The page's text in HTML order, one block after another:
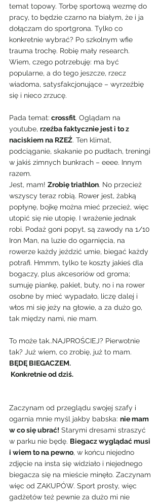
temat topowy. Torbę sportową wezmę do
pracy, to będzie czarno na białym, że i ja
dołączam do sportgrona. Tylko co
konkretnie wybrać? Po szkolnym wfie
trauma trochę. Robię mały research.
Wiem, czego potrzebuję: ma być
popularne, a do tego jeszcze, rzecz
wiadoma, satysfakcjonujące – wyrzeźbię
się i nieco zrzucę.
Pada temat: crossfit. Oglądam na
youtube, rzeźba faktycznie jest i to z
naciskiem na RZEŹ. Ten klimat,
podciąganie, skakanie po pudłach, treningi
w jakiś zimnych bunkrach – eeee. Innym
razem.
Jest, mam! Zrobię triathlon. No przecież
wszyscy teraz robią. Rower jest, żabką
popłynę, bojkę można mieć przecież, więc
utopić się nie utopię. I wrażenie jednak
robi. Podaż goni popyt, są zawody na 1/10
Iron Man, na luzie do ogarnięcia, na
rowerze każdy jeździć umie, biegać każdy
potrafi. Hmmm, tylko te koszty jakieś dla
bogaczy, plus akcesoriów od groma;
sumuję piankę, pakiet, buty, no i na rower
osobne by mieć wypadało, liczę dalej i
włos mi się jeży na głowie, a za dużo go,
tak między nami, nie mam.
To może tak..NAJPROŚCIEJ? Pierwotnie
tak? Już wiem, co zrobię, już to mam.
BĘDĘ BIEGACZEM.
Konkretnie od dziś.
Zaczynam od przeglądu swojej szafy i
ogarnia mnie myśl jakby babska: nie mam
w co się ubrać! Starymi dresami straszyć
w parku nie będę. Biegacz wyglądać musi
i wiem to na pewno, w końcu niejedno
zdjęcie na insta się widziało i niejednego
biegacza się na mieście minęło. Zaczynam
więc od ZAKUPÓW. Sport prosty, więc
gadżetów też pewnie za dużo mi nie